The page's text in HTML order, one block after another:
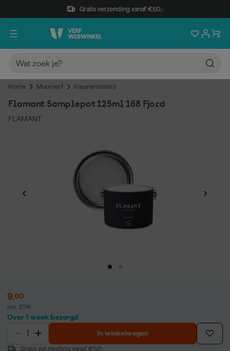
Gratis verzending vanaf €50,-
Home Muurverf Kleurentesters
Flamant Samplepot 125ml 168 Fjord
FLAMANT
9,00
incl. BTW
Over 1 week bezorgd
In winkelwagen
Gratis verzending vanaf €50,-